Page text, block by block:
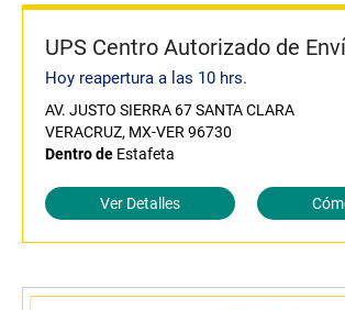
UPS Centro Autorizado de
Hoy reapertura a las 10 hrs.
AV. JUSTO SIERRA 67 SANTA CLARA
VERACRUZ, MX-VER 96730
Dentro de Estafeta
Ver Detalles